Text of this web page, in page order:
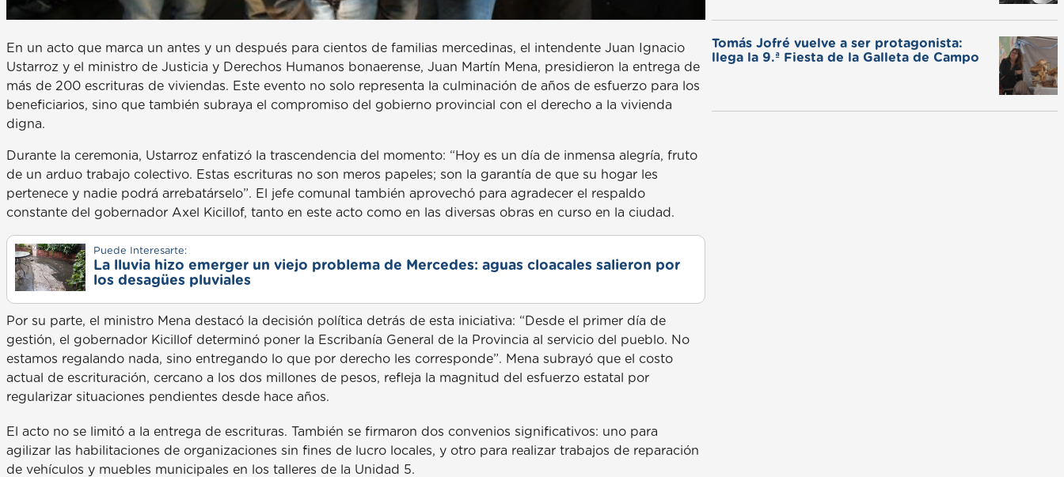
En un acto que marca un antes y un después para cientos de familias mercedinas, el intendente Juan Ignacio
Ustarroz y el ministro de Justicia y Derechos Humanos bonaerense, Juan Martín Mena, presidieron la entrega de
más de 200 escrituras de viviendas. Este evento no solo representa la culminación de años de esfuerzo para los
beneficiarios, sino que también subraya el compromiso del gobierno provincial con el derecho a la vivienda
digna.
Durante la ceremonia, Ustarroz enfatizó la trascendencia del momento: “Hoy es un día de inmensa alegría, fruto
de un arduo trabajo colectivo. Estas escrituras no son meros papeles; son la garantía de que su hogar les
pertenece y nadie podrá arrebatárselo”. El jefe comunal también aprovechó para agradecer el respaldo
constante del gobernador Axel Kicillof, tanto en este acto como en las diversas obras en curso en la ciudad.
Puede Interesarte:
La lluvia hizo emerger un viejo problema de Mercedes: aguas cloacales salieron por
los desagües pluviales
Por su parte, el ministro Mena destacó la decisión política detrás de esta iniciativa: “Desde el primer día de
gestión, el gobernador Kicillof determinó poner la Escribanía General de la Provincia al servicio del pueblo. No
estamos regalando nada, sino entregando lo que por derecho les corresponde”. Mena subrayó que el costo
actual de escrituración, cercano a los dos millones de pesos, refleja la magnitud del esfuerzo estatal por
regularizar situaciones pendientes desde hace años.
El acto no se limitó a la entrega de escrituras. También se firmaron dos convenios significativos: uno para
agilizar las habilitaciones de organizaciones sin fines de lucro locales, y otro para realizar trabajos de reparación
de vehículos y muebles municipales en los talleres de la Unidad 5.
Tomás Jofré vuelve a ser protagonista:
llega la 9.ª Fiesta de la Galleta de Campo